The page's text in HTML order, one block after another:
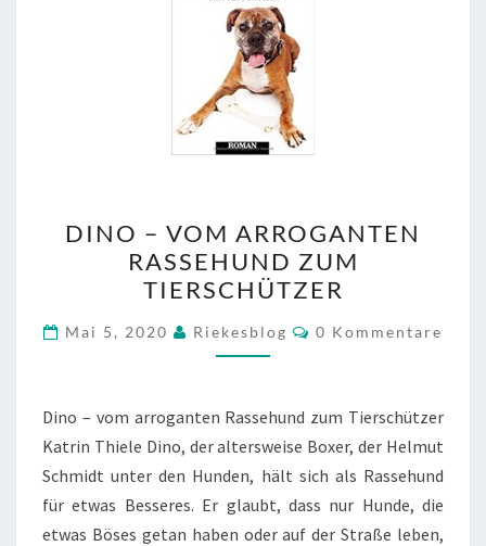
–
VOM
ARROGANTEN
RASSEHUND
ZUM
DINO – VOM ARROGANTEN
RASSEHUND ZUM
TIERSCHÜTZER
Mai 5, 2020 Riekesblog Kommentare
0 Kommentare
Dino – vom arroganten Rassehund zum Tierschützer
Katrin Thiele Dino, der altersweise Boxer, der Helmut
Schmidt unter den Hunden, hält sich als Rassehund
für etwas Besseres. Er glaubt, dass nur Hunde, die
etwas Böses getan haben oder auf der Straße leben,